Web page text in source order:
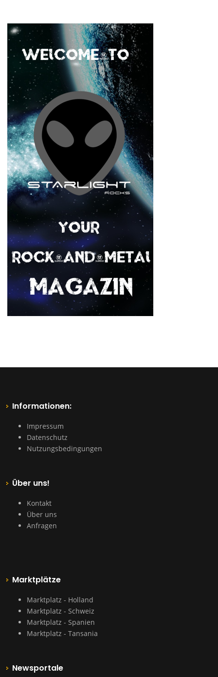
Informationen:
Impressum
Datenschutz
Nutzungsbedingungen
Über uns!
Kontakt
Über uns
Anfragen
Marktplätze
Marktplatz - Holland
Marktplatz - Schweiz
Marktplatz - Spanien
Marktplatz - Tansania
Newsportale